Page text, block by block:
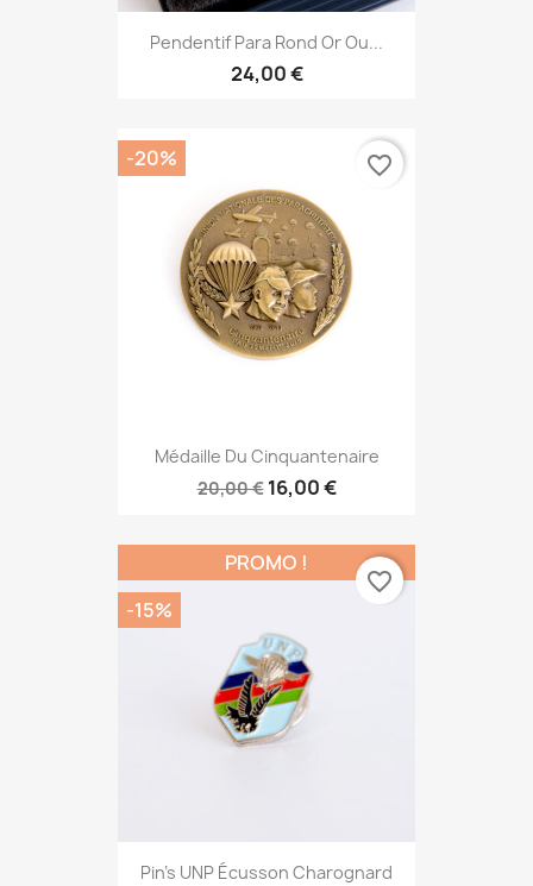
Pendentif Para Rond Or Ou...
24,00 €
Médaille Du Cinquantenaire
20,00 € 16,00 €
-20% favorite_border
Pin's UNP Écusson Charognard
PROMO !
-15%
favorite_border